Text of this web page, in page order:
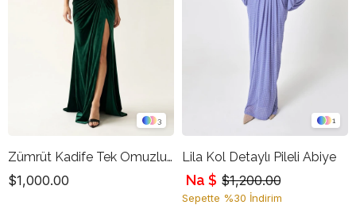
3
Zümrüt Kadife Tek Omuzlu Drapeli Uzun Abiye Elbise
$1,000.00
1
Lila Kol Detaylı Pileli Abiye
$1,200.00
Na $
Sepette %30 İndirim